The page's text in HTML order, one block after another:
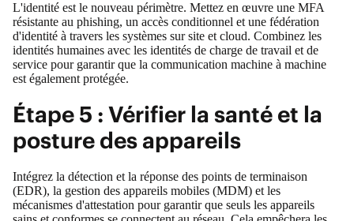
L'identité est le nouveau périmètre. Mettez en œuvre une MFA
résistante au phishing, un accès conditionnel et une fédération
d'identité à travers les systèmes sur site et cloud. Combinez les
identités humaines avec les identités de charge de travail et de
service pour garantir que la communication machine à machine
est également protégée.
Étape 5 : Vérifier la santé et la
posture des appareils
Intégrez la détection et la réponse des points de terminaison
(EDR), la gestion des appareils mobiles (MDM) et les
mécanismes d'attestation pour garantir que seuls les appareils